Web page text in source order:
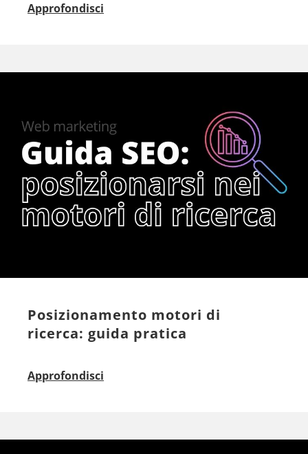
Approfondisci
Posizionamento motori di
ricerca: guida pratica
Approfondisci